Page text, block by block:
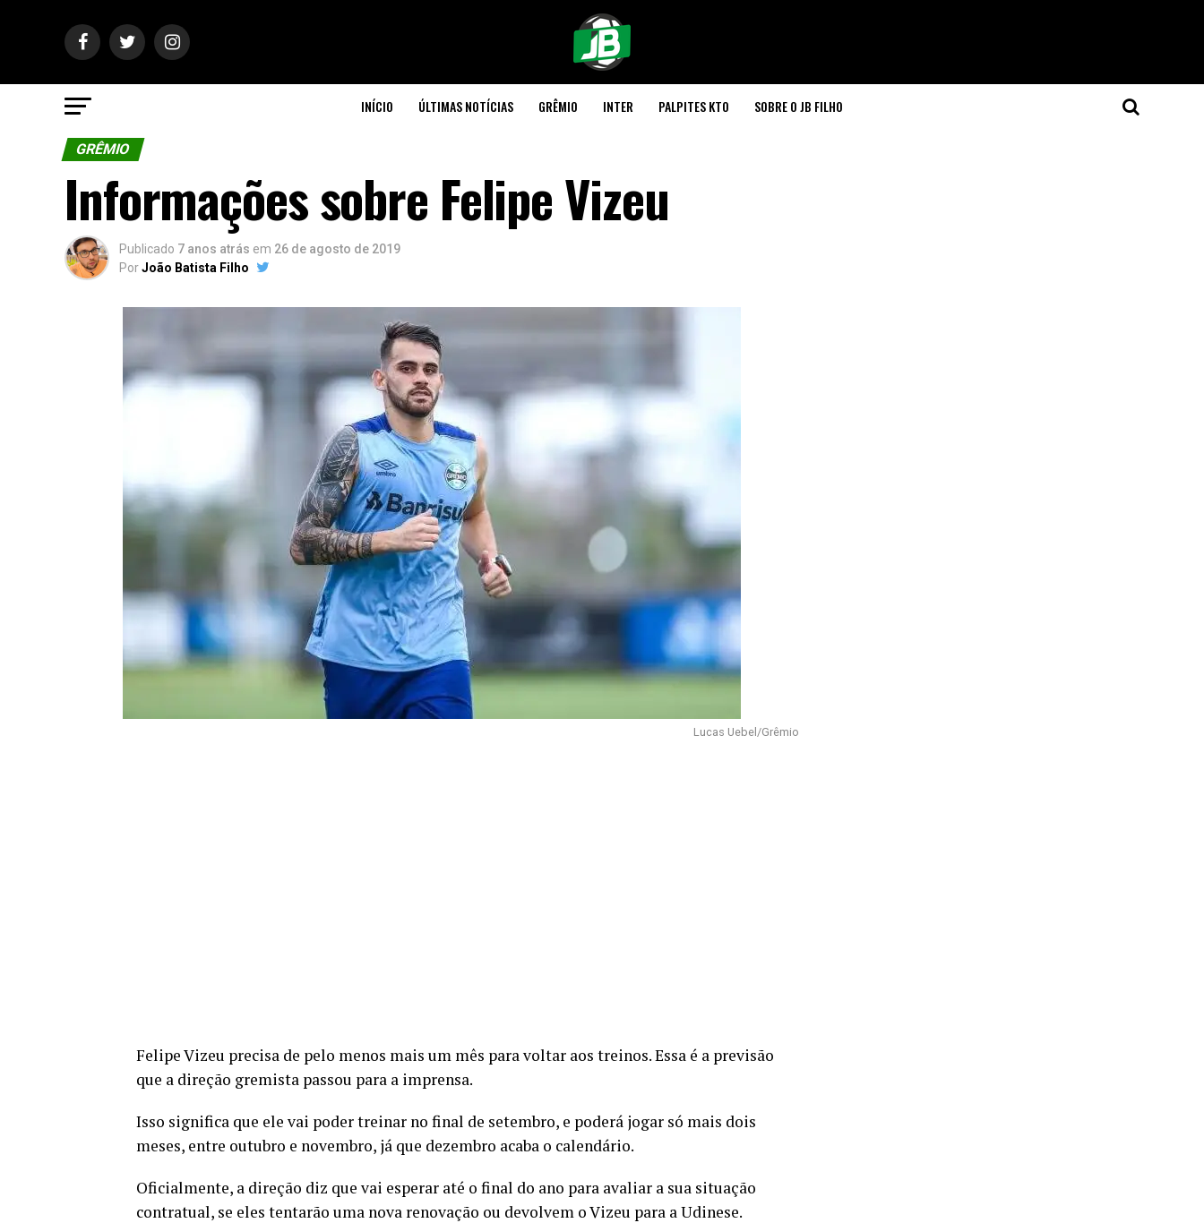
INÍCIO ÚLTIMAS NOTÍCIAS GRÊMIO INTER PALPITES KTO SOBRE O JB FILHO
GRÊMIO
Informações sobre Felipe Vizeu
Publicado 7 anos atrás em 26 de agosto de 2019
PorJoão Batista Filho
Lucas Uebel/Grêmio
Felipe Vizeu precisa de pelo menos mais um mês para voltar aos treinos. Essa é a previsão
que a direção gremista passou para a imprensa.
Isso significa que ele vai poder treinar no final de setembro, e poderá jogar só mais dois
meses, entre outubro e novembro, já que dezembro acaba o calendário.
Oficialmente, a direção diz que vai esperar até o final do ano para avaliar a sua situação
contratual, se eles tentarão uma nova renovação ou devolvem o Vizeu para a Udinese.